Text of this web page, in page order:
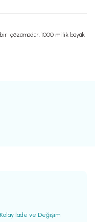
çözümüdür. 1000 ml'lik büyük
İade ve Değişim